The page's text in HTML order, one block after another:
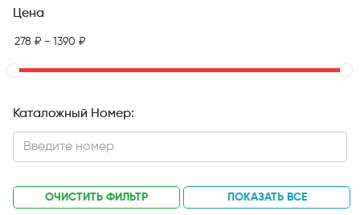
Цена
Каталожный Номер:
ОЧИСТИТЬ ФИЛЬТР ПОКАЗАТЬ ВСЕ